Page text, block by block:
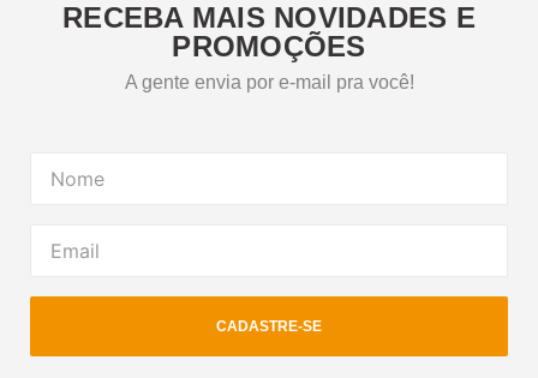
RECEBA MAIS NOVIDADES E
PROMOÇÕES
A gente envia por e-mail pra você!
CADASTRE-SE